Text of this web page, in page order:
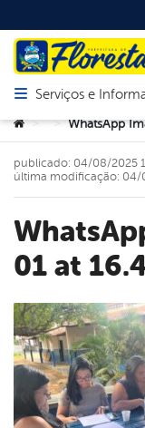
Abrir menu
Serviços e
Você está aqui:
> > WhatsApp
WhatsApp Image 2025-08-
01 at
publicado: 04/08/2025
última modificação: 04/